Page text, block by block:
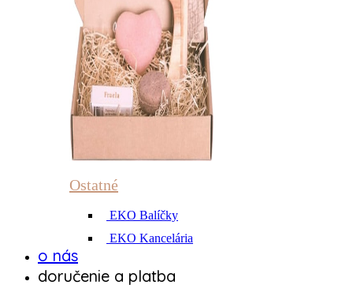
Ostatné
EKO Balíčky
EKO Kancelária
o nás
doručenie a platba